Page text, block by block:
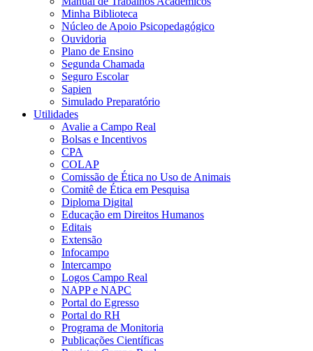
Minha Biblioteca
Núcleo de Apoio Psicopedagógico
Ouvidoria
Plano de Ensino
Segunda Chamada
Seguro Escolar
Sapien
Simulado Preparatório
Utilidades
Avalie a Campo Real
Bolsas e Incentivos
CPA
COLAP
Comissão de Ética no Uso de Animais
Comitê de Ética em Pesquisa
Diploma Digital
Educação em Direitos Humanos
Editais
Extensão
Infocampo
Intercampo
Logos Campo Real
NAPP e NAPC
Portal do Egresso
Portal do RH
Programa de Monitoria
Publicações Científicas